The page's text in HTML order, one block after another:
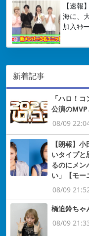
【速報
海に、
加入ｷ
新着記事
「ハロ！
公演のMVP
08/09
【朗報】
いタイプと
るのにメン
い」【モー
08/09
橋迫鈴ちゃ
08/09